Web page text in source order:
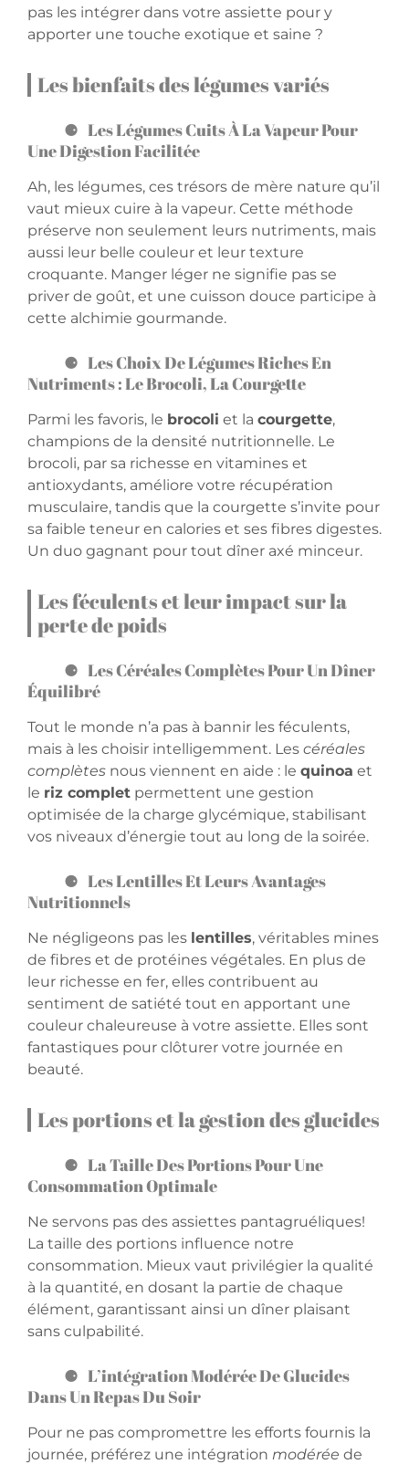
pas les intégrer dans votre assiette pour y
apporter une touche exotique et saine ?
Les bienfaits des légumes variés
Les Légumes Cuits À La Vapeur Pour
Une Digestion Facilitée
Ah, les légumes, ces trésors de mère nature qu’il
vaut mieux cuire à la vapeur. Cette méthode
préserve non seulement leurs nutriments, mais
aussi leur belle couleur et leur texture
croquante. Manger léger ne signifie pas se
priver de goût, et une cuisson douce participe à
cette alchimie gourmande.
Les Choix De Légumes Riches En
Nutriments : Le Brocoli, La Courgette
Parmi les favoris, le brocoli et la courgette,
champions de la densité nutritionnelle. Le
brocoli, par sa richesse en vitamines et
antioxydants, améliore votre récupération
musculaire, tandis que la courgette s’invite pour
sa faible teneur en calories et ses fibres digestes.
Un duo gagnant pour tout dîner axé minceur.
Les féculents et leur impact sur la
perte de poids
Les Céréales Complètes Pour Un Dîner
Équilibré
Tout le monde n’a pas à bannir les féculents,
mais à les choisir intelligemment. Les céréales
complètes nous viennent en aide : le quinoa et
le riz complet permettent une gestion
optimisée de la charge glycémique, stabilisant
vos niveaux d’énergie tout au long de la soirée.
Les Lentilles Et Leurs Avantages
Nutritionnels
Ne négligeons pas les lentilles, véritables mines
de fibres et de protéines végétales. En plus de
leur richesse en fer, elles contribuent au
sentiment de satiété tout en apportant une
couleur chaleureuse à votre assiette. Elles sont
fantastiques pour clôturer votre journée en
beauté.
Les portions et la gestion des glucides
La Taille Des Portions Pour Une
Consommation Optimale
Ne servons pas des assiettes pantagruéliques!
La taille des portions influence notre
consommation. Mieux vaut privilégier la qualité
à la quantité, en dosant la partie de chaque
élément, garantissant ainsi un dîner plaisant
sans culpabilité.
L’intégration Modérée De Glucides
Dans Un Repas Du Soir
Pour ne pas compromettre les efforts fournis la
journée, préférez une intégration modérée de